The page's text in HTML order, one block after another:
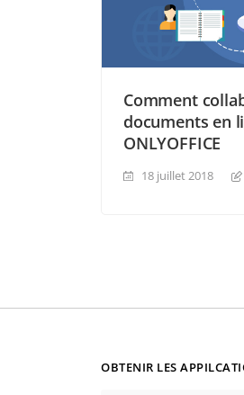
Comment
documents en
ONLYOFFICE
18 juillet 2018
OBTENIR LES